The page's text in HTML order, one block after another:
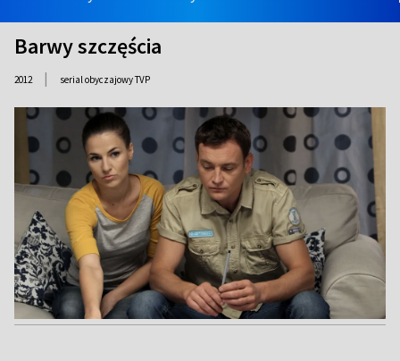
Barwy szczęścia
2012 | serial obyczajowy TVP